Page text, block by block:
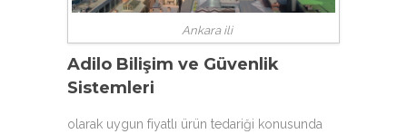
Ankara ili
Adilo Bilişim ve Güvenlik
Sistemleri
olarak uygun fiyatlı ürün tedariği konusunda